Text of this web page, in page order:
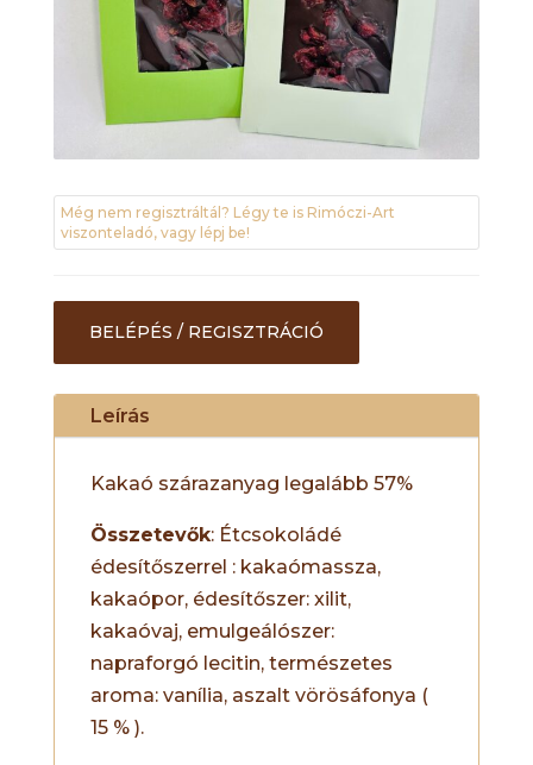
Még nem regisztráltál? Légy te is Rimóczi-Art
viszonteladó, vagy lépj be!
BELÉPÉS / REGISZTRÁCIÓ
Leírás
Kakaó szárazanyag legalább 57%
Összetevők: Étcsokoládé
édesítőszerrel : kakaómassza,
kakaópor, édesítőszer: xilit,
kakaóvaj, emulgeálószer:
napraforgó lecitin, természetes
aroma: vanília, aszalt vörösáfonya (
15 % ).